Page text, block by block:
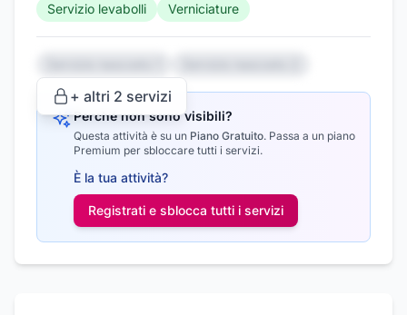
Servizio levabolli Verniciature
+ altri 2 servizi
Perché non sono visibili?
Questa attività è su un Piano Gratuito. Passa a un piano
Premium per sbloccare tutti i servizi.
È la tua attività?
Registrati e sblocca tutti i servizi